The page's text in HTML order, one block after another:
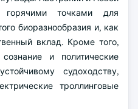
точками для
биоразнообразия и, как
вклад. Кроме того,
и политические
судоходству,
троллинговые